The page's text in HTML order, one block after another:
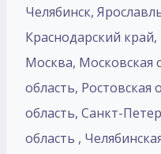
Челябинск,
Краснодарский
Москва, Московская
область, Ростовская
область, Санкт-
область ,